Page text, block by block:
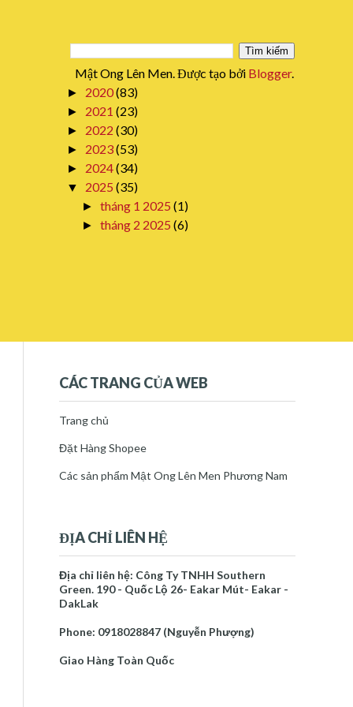
Mật Ong Lên Men. Được tạo bởi Blogger.
► 2020(83)
► 2021 (23)
► 2022 (30)
► 2023(53)
► 2024(34)
▼ 2025 (35)
►tháng 1 2025(1)
►tháng 2 2025(6)
►tháng 8 2025(2)
►tháng 10 2025(1)
▼ tháng 12 2025
Cách ngâm sản phẩm bổ nôi tiết tố
2026
Trang chủ
Về Tác Giả
Tôi là một người thích mày mò
làm những sản phẩm chăm sóc
CÁC TRANG CỦA WEB
Trang chủ
Đặt Hàng Shopee
Các sản phẩm Mật Ong Lên Men Phương Nam
ĐỊA CHỈ LIÊN HỆ
Địa chỉ liên hệ: Công Ty TNHH Southern
Green. 190 - Quốc Lộ 26- Eakar Mút- Eakar -
DakLak
Phone: 0918028847 (Nguyễn Phượng)
Giao Hàng Toàn Quốc